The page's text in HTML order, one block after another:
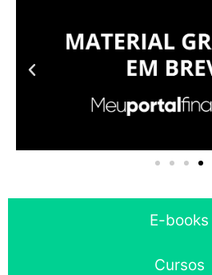
E-books
Cursos